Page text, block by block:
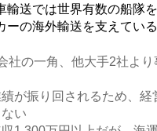
輸送では世界有数の船隊
の海外輸送を支えている
社の一角、他大手2社よ
績が振り回されるため、経
い